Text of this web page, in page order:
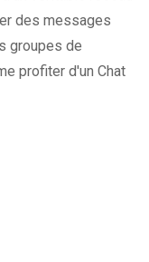
des messages
groupes de
profiter d'un Chat